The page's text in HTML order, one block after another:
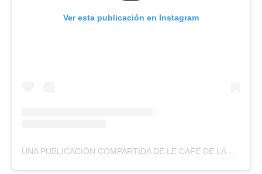
Ver esta publicación en Instagram
UNA PUBLICACIÓN COMPARTIDA DE LE CAFÉ DE LA VIE (@LECAFEDELAVIE.CL)